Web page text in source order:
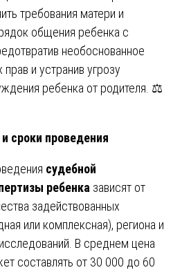
требования матери и
общения ребенка с
необоснованное
и устранив угрозу
ребенка от родителя. ⚖️
сроки проведения
судебной
ребенка зависят от
задействованных
или комплексная), региона и
В среднем цена
составлять от 30 000 до 60